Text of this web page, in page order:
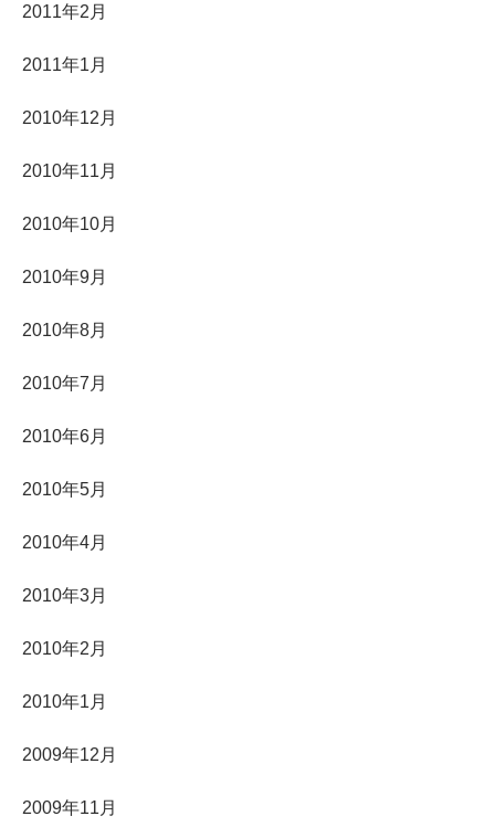
2011年2月
2011年1月
2010年12月
2010年11月
2010年10月
2010年9月
2010年8月
2010年7月
2010年6月
2010年5月
2010年4月
2010年3月
2010年2月
2010年1月
2009年12月
2009年11月